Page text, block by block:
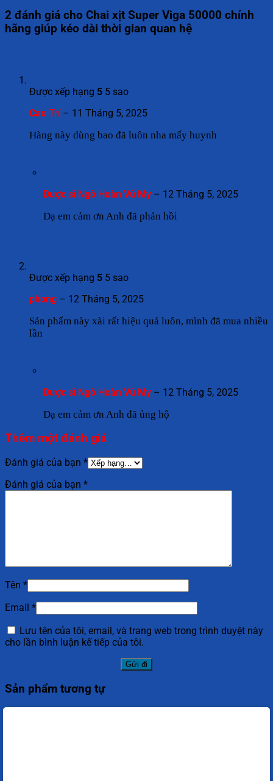
2 đánh giá cho Chai xịt Super Viga 50000 chính
hãng giúp kéo dài thời gian quan hệ
Được xếp hạng 5 5 sao
Cao Trí – 11 Tháng 5, 2025
Hàng này dùng bao đã luôn nha mấy huynh
Dược sĩ Ngô Hoàn Vũ My – 12 Tháng 5, 2025
Dạ em cảm ơn Anh đã phản hồi
Được xếp hạng 5 5 sao
phong – 12 Tháng 5, 2025
Sản phẩm này xài rất hiệu quả luôn, mình đã mua nhiều
lần
Dược sĩ Ngô Hoàn Vũ My – 12 Tháng 5, 2025
Dạ em cảm ơn Anh đã ủng hộ
Thêm một đánh giá
Đánh giá của bạn *
Đánh giá của bạn *
Tên *
Email *
Lưu tên của tôi, email, và trang web trong trình duyệt này
cho lần bình luận kế tiếp của tôi.
Sản phẩm tương tự